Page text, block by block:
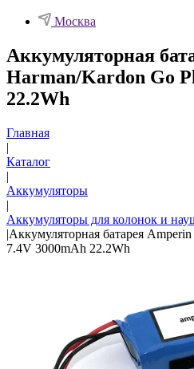
Москва
Аккумуляторная
Harman/Kardon Go
22.2Wh
Главная
|
Каталог
|
Аккумуляторы
|
Аккумуляторы для колонок и
|Аккумуляторная батарея
7.4V 3000mAh 22.2Wh